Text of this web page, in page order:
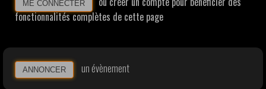
ME CONNECTER
fonctionnalités complètes de cette page
ANNONCER un évènement